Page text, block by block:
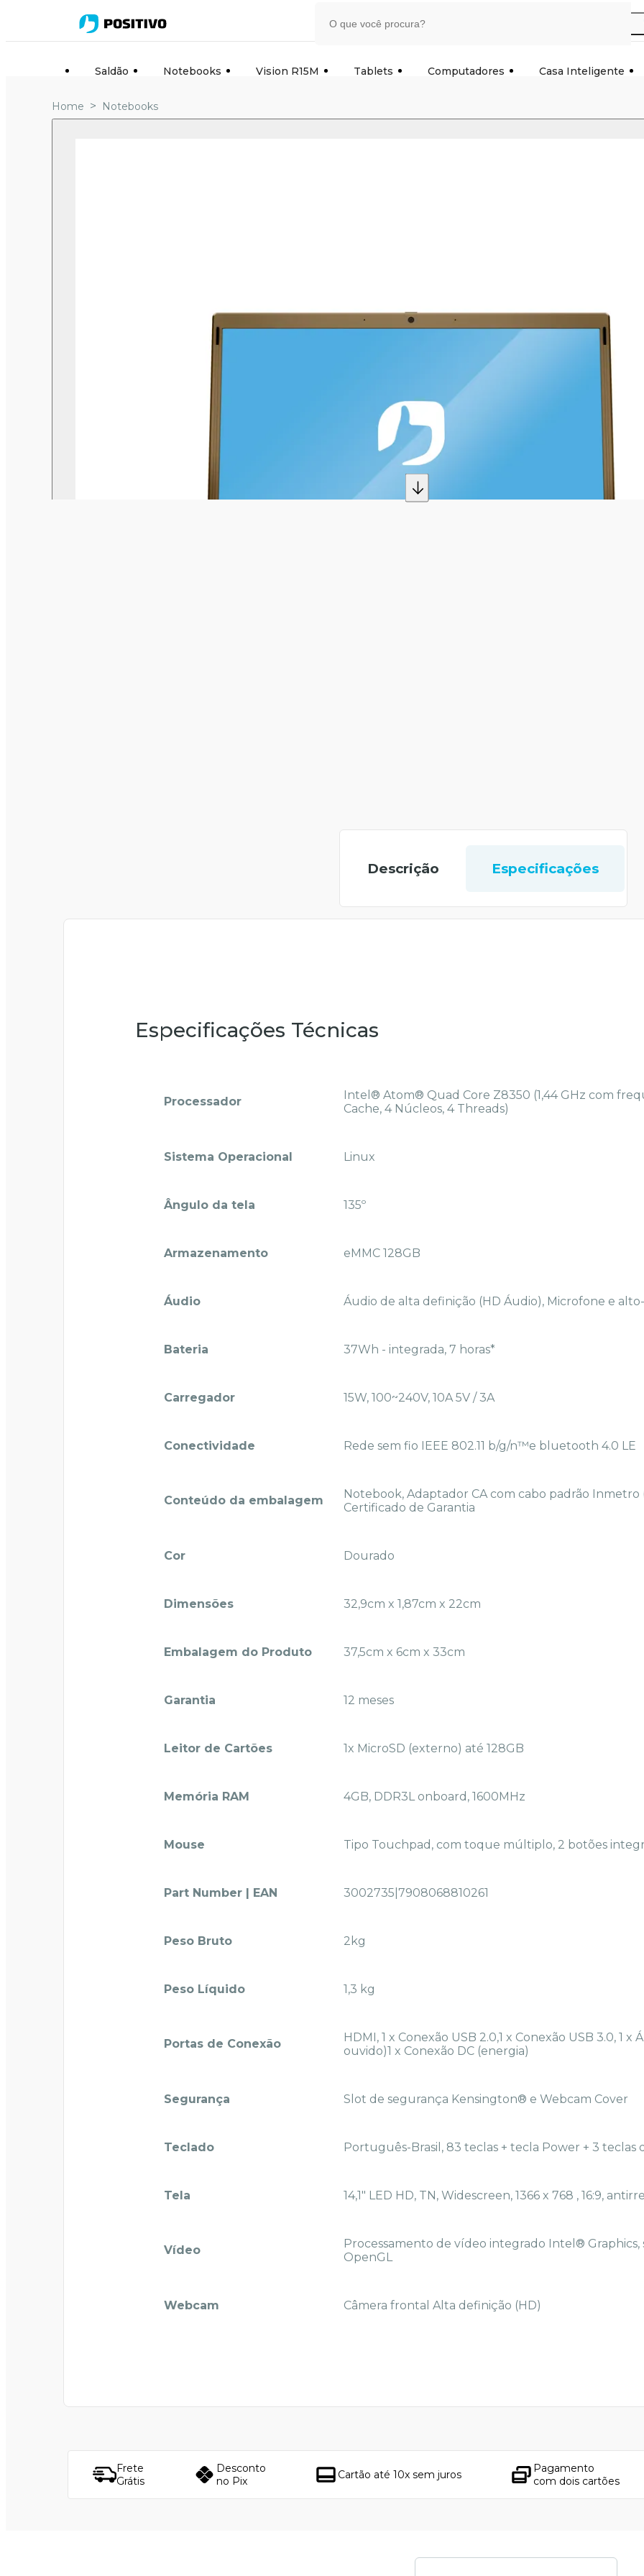
Saldão Notebooks Vision R15M Tablets Computadores Casa Inteligente
Home > Notebooks
Descrição Especificações
Especificações Técnicas
Processador
Intel® Atom® Quad Core Z8350 (1,44 GHz com
Cache, 4 Núcleos, 4 Threads)
Sistema Operacional Linux
Ângulo da tela 135º
Armazenamento eMMC 128GB
Áudio Áudio de alta definição (HD Áudio), Microfone e
Bateria 37Wh - integrada, 7 horas*
Carregador 15W, 100~240V, 10A 5V / 3A
Conectividade Rede sem fio IEEE 802.11 b/g/n™e bluetooth 4.0 LE
Conteúdo da embalagem
Notebook, Adaptador CA com cabo padrão Inmetro
Certificado de Garantia
Cor Dourado
Dimensões 32,9cm x 1,87cm x 22cm
Embalagem do Produto 37,5cm x 6cm x 33cm
Garantia 12 meses
Leitor de Cartões 1x MicroSD (externo) até 128GB
Memória RAM 4GB, DDR3L onboard, 1600MHz
Mouse Tipo Touchpad, com toque múltiplo, 2 botões
Part Number | EAN 3002735|7908068810261
Peso Bruto 2kg
Peso Líquido 1,3 kg
Portas de Conexão
HDMI, 1 x Conexão USB 2.0,1 x Conexão USB 3.0, 1
ouvido)1 x Conexão DC (energia)
Segurança Slot de segurança Kensington® e Webcam Cover
Teclado Português-Brasil, 83 teclas + tecla Power + 3 teclas
Tela 14,1" LED HD, TN, Widescreen, 1366 x 768 , 16:9,
Vídeo
Processamento de vídeo integrado Intel®
OpenGL
Webcam Câmera frontal Alta definição (HD)
Frete
Grátis
Desconto
no Pix
Cartão até 10x sem juros
Pagamento
com dois cartões